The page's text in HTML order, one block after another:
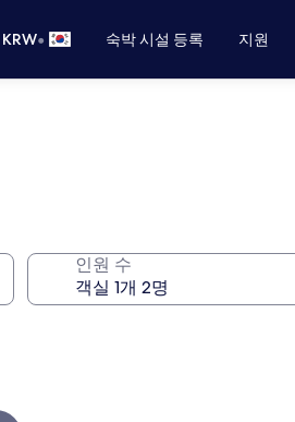
KRW• 숙박 시설 등록 지원
인원 수